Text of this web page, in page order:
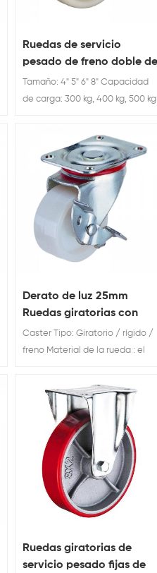
Ruedas de servicio
pesado de freno doble de
nailon de estilo europeo
Tamaño: 4" 5" 6" 8" Capacidad
de carga: 300 kg, 400 kg, 500 kg,
nailon de estilo europeo, ventas
al por mayor de servicio pesado
Derato de luz 25mm
Ruedas giratorias con
freno lateral.
Caster Tipo: Giratorio / rígido /
freno Material de la rueda : el
30 / 40 / 50 / 65 / 75 mm
Ruedas giratorias de
servicio pesado fijas de